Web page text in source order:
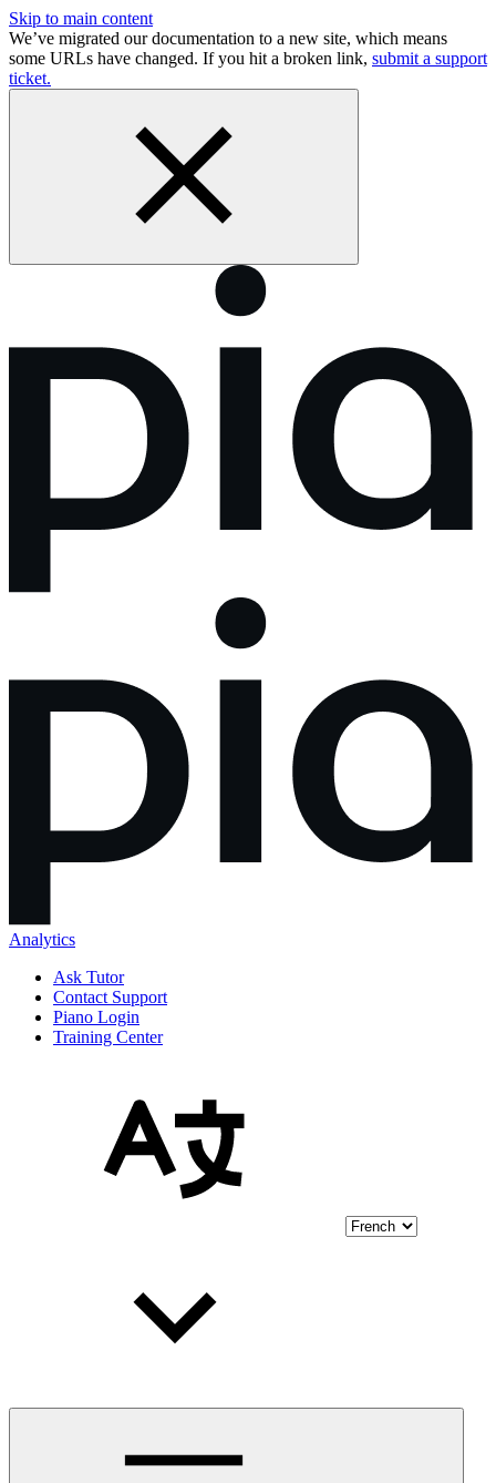
Skip to main content
We’ve migrated our documentation to a new site, which means
some URLs have changed. If you hit a broken link, submit a support
ticket.
Analytics
Ask Tutor
Contact Support
Piano Login
Training Center